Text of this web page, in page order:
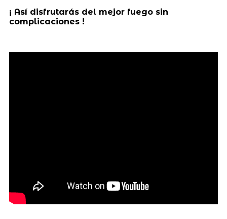
¡ Así disfrutarás del mejor fuego sin
complicaciones !